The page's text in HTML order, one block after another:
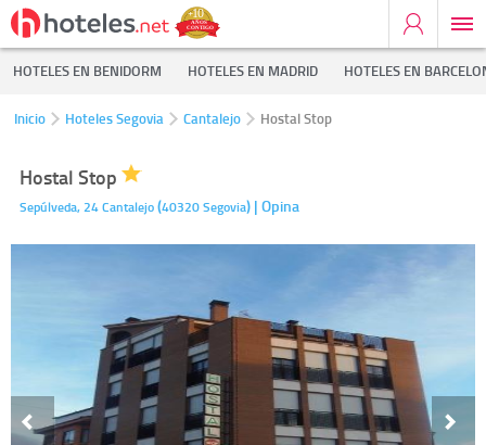
HOTELES EN BENIDORM HOTELES EN MADRID HOTELES EN
Inicio Hoteles Segovia Cantalejo Hostal Stop
Hostal Stop
Sepúlveda, 24Cantalejo(40320Segovia) | Opina